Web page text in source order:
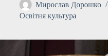
Мирослав Дорошко
Освітня культура